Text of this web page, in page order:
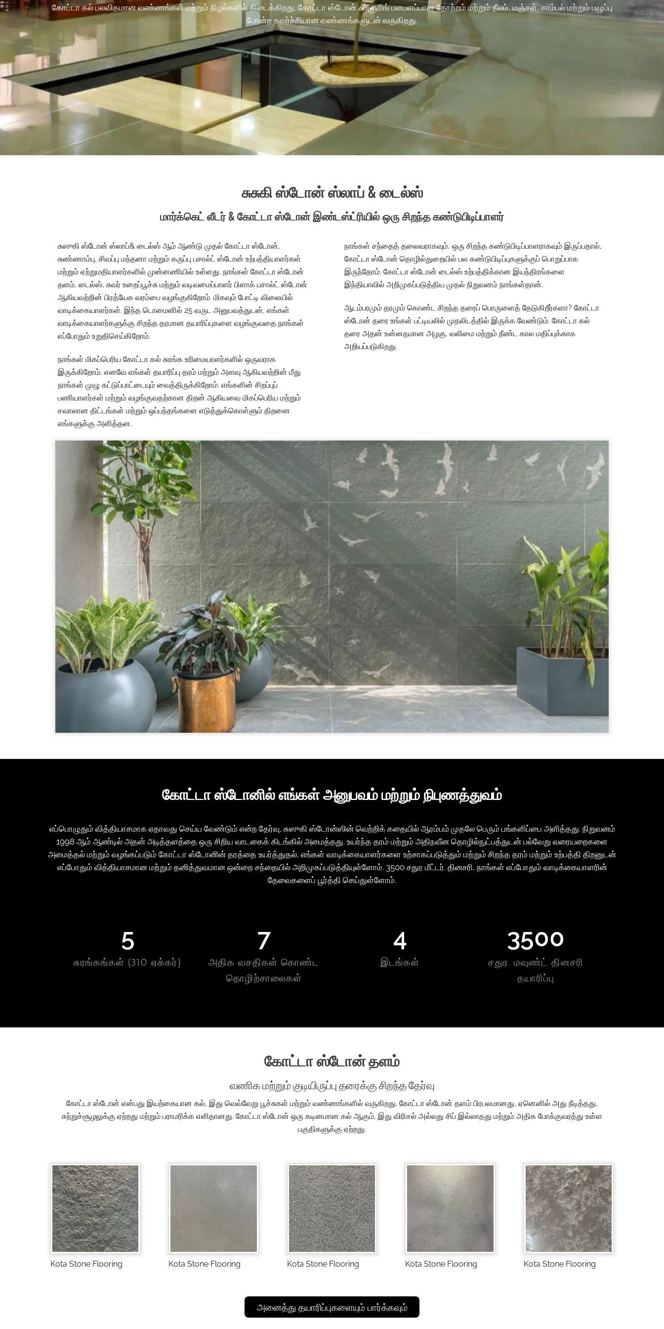
கோட்டா கல் பலவிதமான வண்ணங்கள் மற்றும் நிழல்களில் கிடைக்கிறது. கோட்டா ஸ்டோன் ஃப்ளூரிங் பளபளப்பான தோற்றம் மற்றும் நீலம், மஞ்சள், சாம்பல் மற்றும் பழுப்பு
போன்ற கவர்ச்சியான வண்ணங்களுடன் வருகிறது.
சுசுகி ஸ்டோன் ஸ்லாப் & டைல்ஸ்
மார்க்கெட் லீடர் & கோட்டா ஸ்டோன் இண்டஸ்ட்ரியில் ஒரு சிறந்த கண்டுபிடிப்பாளர்
சுஸுகி ஸ்டோன் ஸ்லாப்& டைல்ஸ் ஆம் ஆண்டு முதல் கோட்டா ஸ்டோன்,
சுண்ணாம்பு, சிவப்பு மந்தனா மற்றும் கருப்பு பசால்ட் ஸ்டோன் உற்பத்தியாளர்கள்
மற்றும் ஏற்றுமதியாளர்களில் முன்னணியில் உள்ளது. நாங்கள் கோட்டா ஸ்டோன்
தளம், டைல்ஸ், சுவர் உறைப்பூச்சு மற்றும் வடிவமைப்பாளர் பிளாக் பசால்ட் ஸ்டோன்
ஆகியவற்றின் பிரத்யேக வரம்பை வழங்குகிறோம். மிகவும் போட்டி விலையில்
வாடிக்கையாளர்கள். இந்த டொமைனில் 25 வருட அனுபவத்துடன், எங்கள்
வாடிக்கையாளர்களுக்கு சிறந்த தரமான தயாரிப்புகளை வழங்குவதை நாங்கள்
எப்போதும் உறுதிசெய்கிறோம்.
நாங்கள் மிகப்பெரிய கோட்டா கல் சுரங்க உரிமையாளர்களில் ஒருவராக
இருக்கிறோம், எனவே எங்கள் தயாரிப்பு தரம் மற்றும் அளவு ஆகியவற்றின் மீது
நாங்கள் முழு கட்டுப்பாட்டையும் வைத்திருக்கிறோம். எங்களின் சிறப்புப்
பணியாளர்கள் மற்றும் வழங்குவதற்கான திறன் ஆகியவை மிகப்பெரிய மற்றும்
சவாலான திட்டங்கள் மற்றும் ஒப்பந்தங்களை எடுத்துக்கொள்ளும் திறனை
எங்களுக்கு அளித்தன.
நாங்கள் சந்தைத் தலைவராகவும், ஒரு சிறந்த கண்டுபிடிப்பாளராகவும் இருப்பதால்,
கோட்டா ஸ்டோன் தொழில்துறையில் பல கண்டுபிடிப்புகளுக்குப் பொறுப்பாக
இருந்தோம். கோட்டா ஸ்டோன் டைல்ஸ் உற்பத்திக்கான இயந்திரங்களை
இந்தியாவில் அறிமுகப்படுத்திய முதல் நிறுவனம் நாங்கள்தான்.
ஆடம்பரமும் தரமும் கொண்ட சிறந்த தரைப் பொருளைத் தேடுகிறீர்களா? கோட்டா
ஸ்டோன் தரை உங்கள் பட்டியலில் முதலிடத்தில் இருக்க வேண்டும். கோட்டா கல்
தரை அதன் உன்னதமான அழகு, வலிமை மற்றும் நீண்ட கால மதிப்புக்காக
அறியப்படுகிறது.
கோட்டா ஸ்டோனில் எங்கள் அனுபவம் மற்றும் நிபுணத்துவம்
எப்பொழுதும் வித்தியாசமாக ஏதாவது செய்ய வேண்டும் என்ற தேர்வு, சுஸுகி ஸ்டோன்ஸின் வெற்றிக் கதையில் ஆரம்பம் முதலே பெரும் பங்களிப்பை அளித்தது. நிறுவனம்
1998 ஆம் ஆண்டில் அதன் அடித்தளத்தை ஒரு சிறிய வாடகைக் கிடங்கில் அமைத்தது. உயர்ந்த தரம் மற்றும் அதிநவீன தொழில்நுட்பத்துடன் பல்வேறு வரையறைகளை
அமைத்தல் மற்றும் வழங்கப்படும் கோட்டா ஸ்டோனின் தரத்தை உயர்த்துதல், எங்கள் வாடிக்கையாளர்களை உற்சாகப்படுத்தும் மற்றும் சிறந்த தரம் மற்றும் உற்பத்தி திறனுடன்
எப்போதும் வித்தியாசமான மற்றும் தனித்துவமான ஒன்றை சந்தையில் அறிமுகப்படுத்தியுள்ளோம். 3500 சதுர மீட்டர். தினசரி, நாங்கள் எப்போதும் வாடிக்கையாளரின்
தேவைகளைப் பூர்த்தி செய்துள்ளோம்.
5
சுரங்கங்கள் (310 ஏக்கர்)
7
அதிக வசதிகள் கொண்ட
தொழிற்சாலைகள்
4
இடங்கள்
3500
சதுர. மவுண்ட் தினசரி
தயாரிப்பு
கோட்டா ஸ்டோன் தளம்
வணிக மற்றும் குடியிருப்பு தரைக்கு சிறந்த தேர்வு
கோட்டா ஸ்டோன் என்பது இயற்கையான கல், இது வெவ்வேறு பூச்சுகள் மற்றும் வண்ணங்களில் வருகிறது. கோட்டா ஸ்டோன் தளம் பிரபலமானது, ஏனெனில் அது நீடித்தது,
சுற்றுச்சூழலுக்கு ஏற்றது மற்றும் பராமரிக்க எளிதானது. கோட்டா ஸ்டோன் ஒரு கடினமான கல் ஆகும், இது விரிசல் அல்லது சிப் இல்லாதது மற்றும் அதிக போக்குவரத்து உள்ள
பகுதிகளுக்கு ஏற்றது.
Kota Stone Flooring Kota Stone Flooring Kota Stone Flooring Kota Stone Flooring Kota Stone Flooring
அனைத்து தயாரிப்புகளையும் பார்க்கவும்